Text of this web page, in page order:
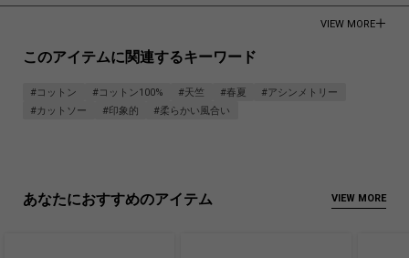
Made in Japan
VIEW MORE
このアイテムに関連するキーワード
#コットン #コットン100% #天竺 #春夏
#アシンメトリー
#カットソー
#印象的 #柔らかい風合い
あなたにおすすめのアイテム VIEW MORE